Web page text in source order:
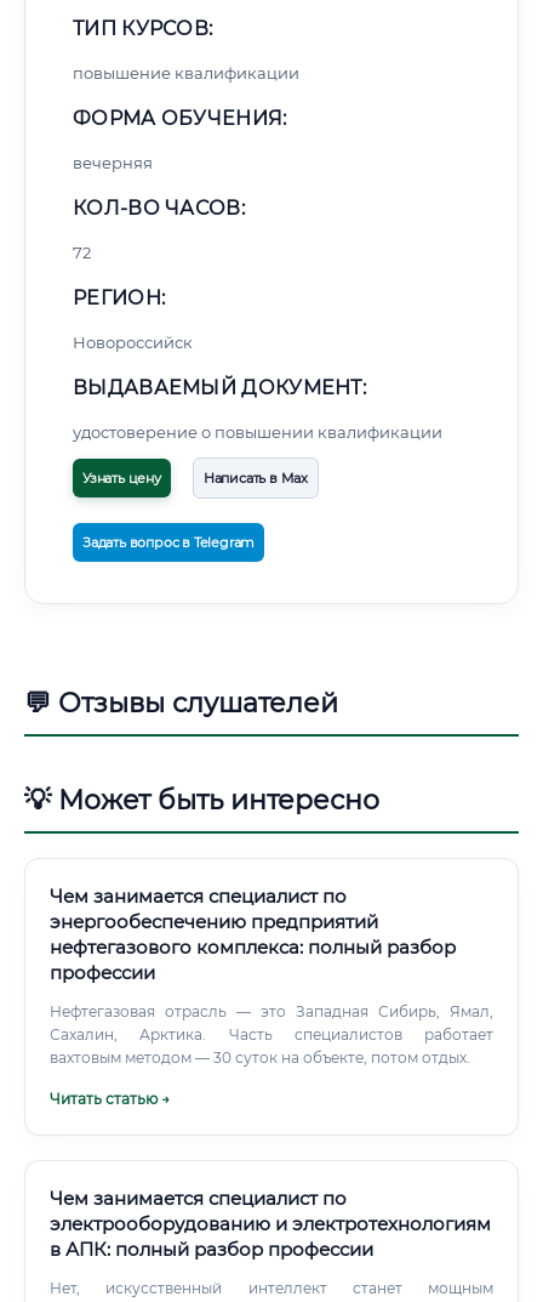
ТИП КУРСОВ:
повышение квалификации
ФОРМА ОБУЧЕНИЯ:
вечерняя
КОЛ-ВО ЧАСОВ:
72
РЕГИОН:
Новороссийск
ВЫДАВАЕМЫЙ ДОКУМЕНТ:
удостоверение о повышении квалификации
Узнать цену Написать в Max
Задать вопрос в Telegram
💬 Отзывы слушателей
💡 Может быть интересно
Чем занимается специалист по
энергообеспечению предприятий
нефтегазового комплекса: полный разбор
профессии
Нефтегазовая отрасль — это Западная Сибирь, Ямал,
Сахалин, Арктика. Часть специалистов работает
вахтовым методом — 30 суток на объекте, потом отдых.
Читать статью →
Чем занимается специалист по
электрооборудованию и электротехнологиям
в АПК: полный разбор профессии
Нет, искусственный интеллект станет мощным